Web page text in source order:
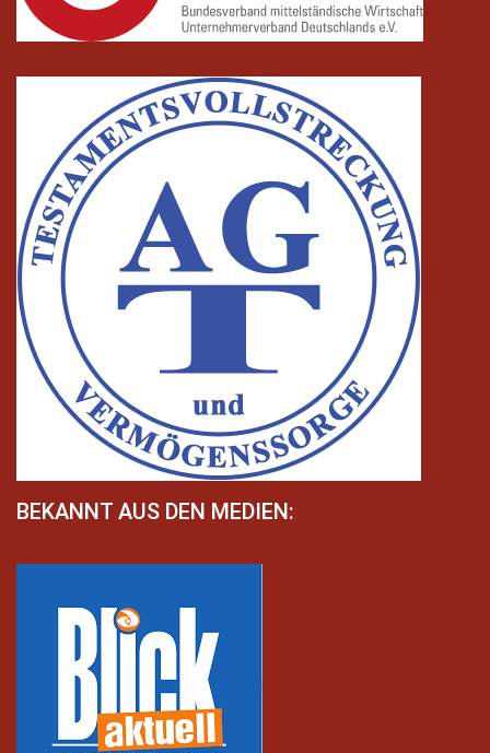
BEKANNT AUS DEN MEDIEN: